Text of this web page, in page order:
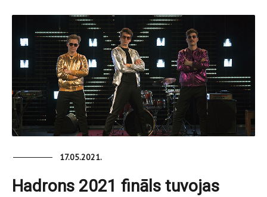
17.05.2021.
Hadrons 2021 fināls tuvojas